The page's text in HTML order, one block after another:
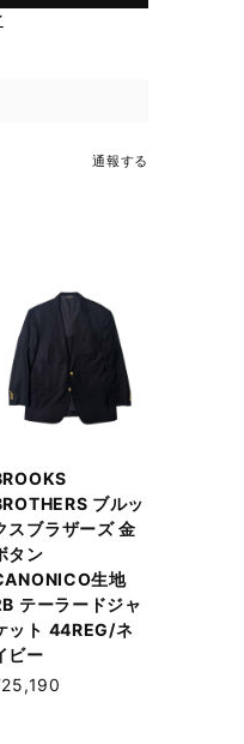
通報する
ブルッ
スブラザーズ 金
タン
生地
テーラードジャ
ット 44REG/ネ
ビー